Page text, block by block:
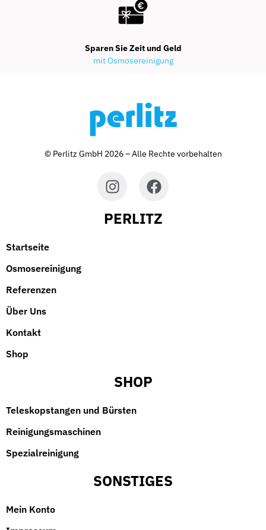
Sparen Sie Zeit und Geld
mit Osmosereinigung
© Perlitz GmbH 2026 – Alle Rechte vorbehalten
PERLITZ
Startseite
Osmosereinigung
Referenzen
Über Uns
Kontakt
Shop
SHOP
Teleskopstangen und Bürsten
Reinigungsmaschinen
Spezialreinigung
SONSTIGES
Mein Konto